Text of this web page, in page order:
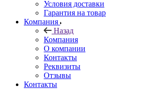
Условия доставки
Гарантия на товар
Компания
Назад
Компания
О компании
Контакты
Реквизиты
Отзывы
Контакты